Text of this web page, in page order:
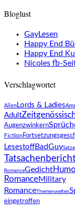
Bloglust
GayLesen
Happy End
Happy End
Nicoles fb-
Verschlagwortet
AlienLords & Ladies
Adult
Augenzwinkern
Fiction
Lesestoff BadGuy
RomanceGedicht
RomanceMilitary
RomanceThemenwelten
eingetroffen